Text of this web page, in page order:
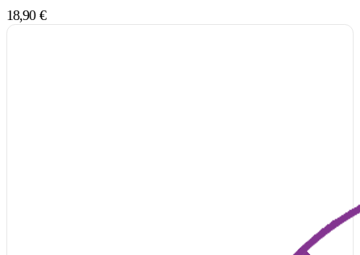
18,90 €